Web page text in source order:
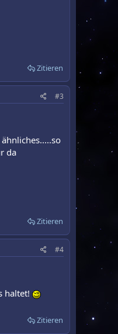
Zitieren
#3
da
Zitieren
#4
haltet!
Zitieren